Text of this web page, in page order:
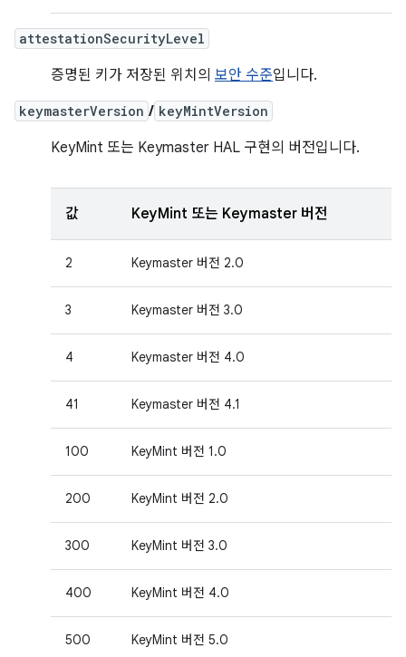
attestationSecurityLevel
증명된 키가 저장된 위치의 보안 수준입니다.
keymasterVersion / keyMintVersion
KeyMint 또는 Keymaster HAL 구현의 버전입니다.
값 KeyMint 또는 Keymaster 버전
2 Keymaster 버전 2.0
3 Keymaster 버전 3.0
4 Keymaster 버전 4.0
41 Keymaster 버전 4.1
100 KeyMint 버전 1.0
200 KeyMint 버전 2.0
300 KeyMint 버전 3.0
400 KeyMint 버전 4.0
500 KeyMint 버전 5.0